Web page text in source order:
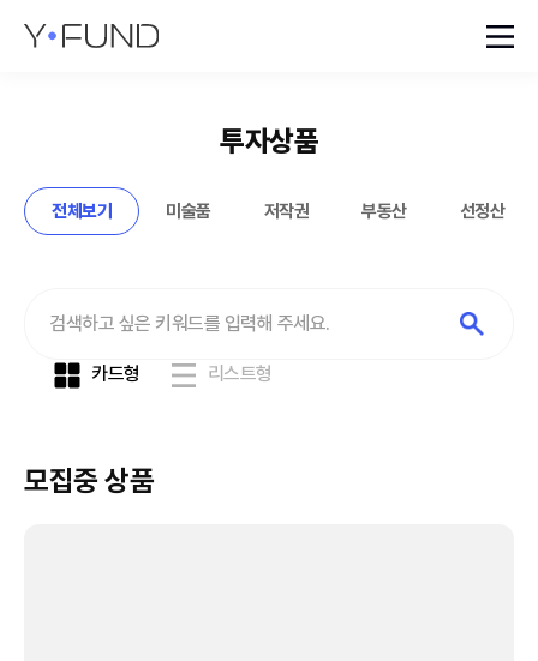
투자상품
전체보기 미술품 저작권 부동산 선정산
카드형 리스트형
모집중 상품